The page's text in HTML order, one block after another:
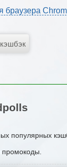
браузера
популярных
промокоды.